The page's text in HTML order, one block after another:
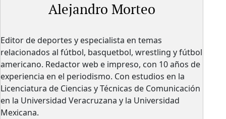
Alejandro Morteo
Editor de deportes y especialista en temas
relacionados al fútbol, basquetbol, wrestling y fútbol
americano. Redactor web e impreso, con 10 años de
experiencia en el periodismo. Con estudios en la
Licenciatura de Ciencias y Técnicas de Comunicación
en la Universidad Veracruzana y la Universidad
Mexicana.